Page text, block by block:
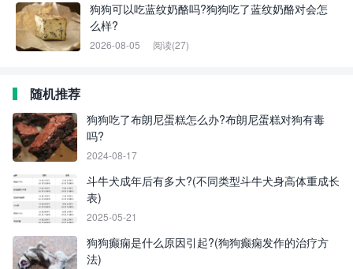
狗狗可以吃蓝纹奶酪吗?狗狗吃了蓝纹奶酪对会怎
么样?
2026-08-05 阅读(27)
随机推荐
狗狗吃了布朗尼蛋糕怎么办?布朗尼蛋糕对狗有毒
吗?
2024-08-17
斗牛犬成年后有多大?(不同类型斗牛犬身高体重成长
表)
2025-05-21
狗狗癫痫是什么原因引起?(狗狗癫痫发作的治疗方
法)